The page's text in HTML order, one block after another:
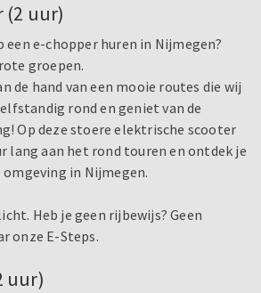
(2 uur)
een e-chopper huren in Nijmegen?
groepen.
de hand van een mooie routes die wij
rond en geniet van de
Op deze stoere elektrische scooter
lang aan het rond touren en ontdek je
in Nijmegen.
Heb je geen rijbewijs? Geen
onze E-Steps.
uur)